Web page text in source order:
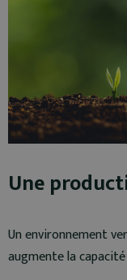
Une
Un environnement
augmente la